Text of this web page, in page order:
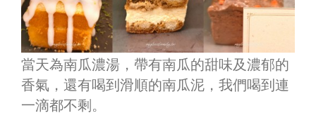
當天為南瓜濃湯， 帶有南瓜的甜味及濃郁的
香氣，還有喝到滑順的南瓜泥，我們喝到連
一滴都不剩。